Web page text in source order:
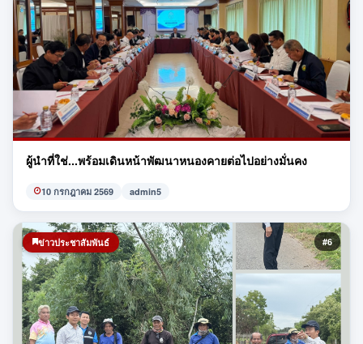
ผู้นำที่ใช่...พร้อมเดินหน้าพัฒนาหนองคายต่อไปอย่างมั่นคง
10 กรกฎาคม 2569 admin5
ข่าวประชาสัมพันธ์ #6